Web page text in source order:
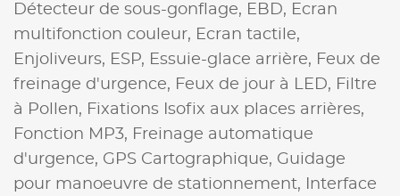
Détecteur de sous-gonflage, EBD, Ecran
multifonction couleur, Ecran tactile,
Enjoliveurs, ESP, Essuie-glace arrière, Feux de
freinage d'urgence, Feux de jour à LED, Filtre
à Pollen, Fixations Isofix aux places arrières,
Fonction MP3, Freinage automatique
d'urgence, GPS Cartographique, Guidage
pour manoeuvre de stationnement,
Interface